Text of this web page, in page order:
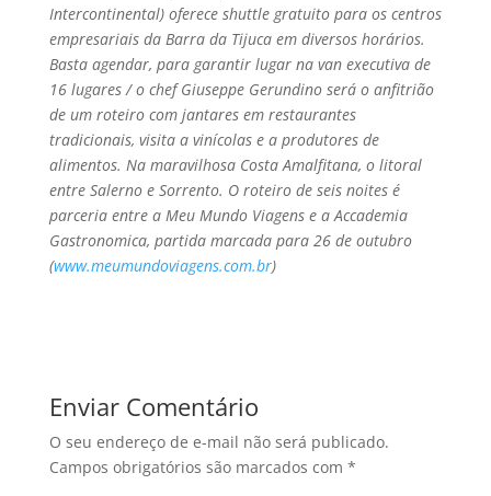
Intercontinental) oferece shuttle gratuito para os centros
empresariais da Barra da Tijuca em diversos horários.
Basta agendar, para garantir lugar na van executiva de
16 lugares / o chef Giuseppe Gerundino será o anfitrião
de um roteiro com jantares em restaurantes
tradicionais, visita a viní­colas e a produtores de
alimentos. Na maravilhosa Costa Amalfitana, o litoral
entre Salerno e Sorrento. O roteiro de seis noites é
parceria entre a Meu Mundo Viagens e a Accademia
Gastronomica, partida marcada para 26 de outubro
(www.meumundoviagens.com.br)
Enviar Comentário
O seu endereço de e-mail não será publicado.
Campos obrigatórios são marcados com *